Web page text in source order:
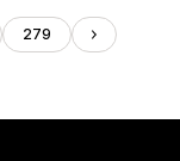
279